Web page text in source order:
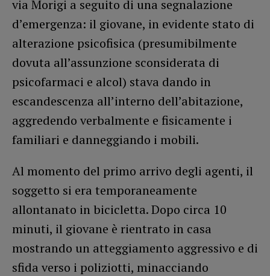
via Morigi a seguito di una segnalazione
d’emergenza: il giovane, in evidente stato di
alterazione psicofisica (presumibilmente
dovuta all’assunzione sconsiderata di
psicofarmaci e alcol) stava dando in
escandescenza all’interno dell’abitazione,
aggredendo verbalmente e fisicamente i
familiari e danneggiando i mobili.
Al momento del primo arrivo degli agenti, il
soggetto si era temporaneamente
allontanato in bicicletta. Dopo circa 10
minuti, il giovane è rientrato in casa
mostrando un atteggiamento aggressivo e di
sfida verso i poliziotti, minacciando